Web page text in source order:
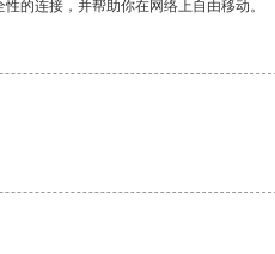
的连接，并帮助你在网络上自由移动。